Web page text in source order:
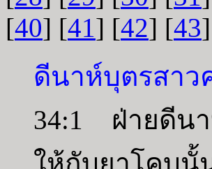
[40] [41] [42] [43
ดีนาห์บุตรสาว
34:1 ฝ่ายดีนา